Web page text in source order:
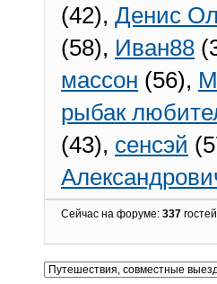
(42), Денис
(58), Иван88
массон (56),
рыбак
(43), сенсэй
Сейчас на форуме: 337 гостей,